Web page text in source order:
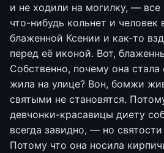
и не ходили на могилку, — все
что-нибудь кольнет и человек
блаженной Ксении и как-то
перед её иконой. Вот,
Собственно, почему она
жила на улице? Вон, бомжи
святыми не становятся.
девчонки-красавицы диету
всегда завидно, — но
Потому что она носила